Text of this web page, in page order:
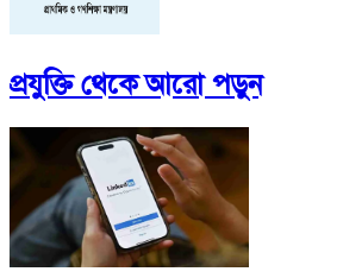
প্রযুক্তিথেকে আরো পড়ুন